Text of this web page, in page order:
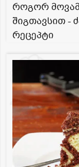
როგორ
შიგთავსით -
რეცეპტი